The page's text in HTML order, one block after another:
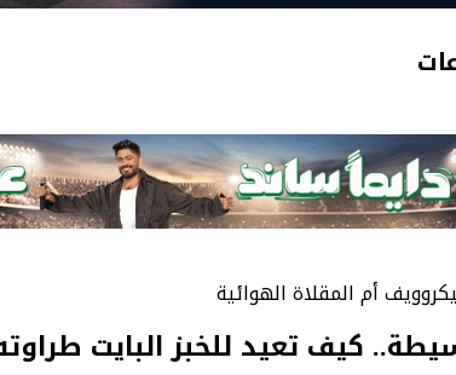
أم المقلاة الهوائية
كيف تعيد للخبز البايت